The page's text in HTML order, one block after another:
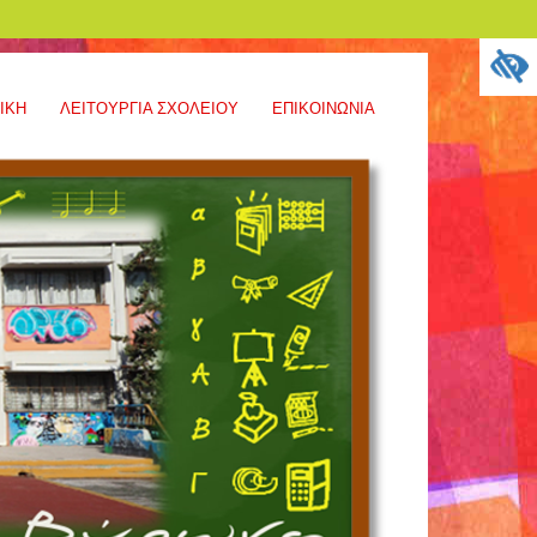
ΛΕΙΤΟΥΡΓΙΑ ΣΧΟΛΕΙΟΥ ΕΠΙΚΟΙΝΩΝΊΑ